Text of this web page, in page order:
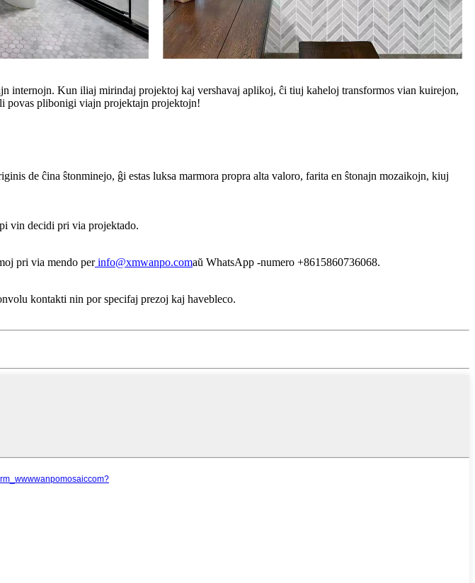
internojn. Kun iliaj mirindaj projektoj kaj vershavaj aplikoj, ĉi tiuj kaheloj transformos vian kuirejon,
povas plibonigi viajn projektajn projektojn!
de ĉina ŝtonminejo, ĝi estas luksa marmora propra alta valoro, farita en ŝtonajn mozaikojn, kiuj
vin decidi pri via projektado.
pri via mendo per info@xmwanpo.comaŭ WhatsApp -numero +8615860736068.
kontakti nin por specifaj prezoj kaj havebleco.